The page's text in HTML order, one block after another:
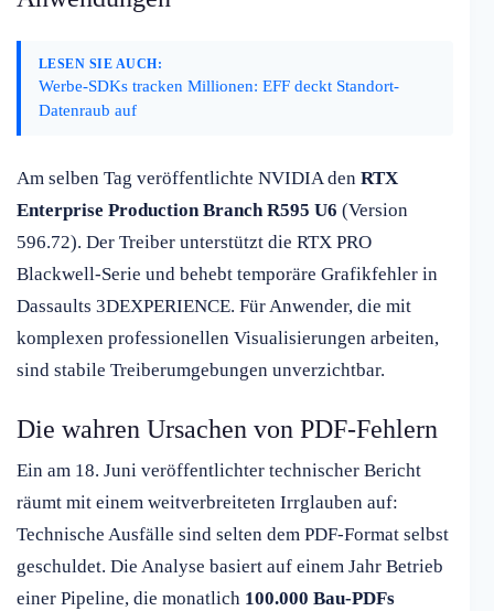
LESEN SIE AUCH:
Werbe-SDKs tracken Millionen: EFF deckt Standort-
Datenraub auf
Am selben Tag veröffentlichte NVIDIA den RTX
Enterprise Production Branch R595 U6 (Version
596.72). Der Treiber unterstützt die RTX PRO
Blackwell-Serie und behebt temporäre Grafikfehler in
Dassaults 3DEXPERIENCE. Für Anwender, die mit
komplexen professionellen Visualisierungen arbeiten,
sind stabile Treiberumgebungen unverzichtbar.
Die wahren Ursachen von PDF-Fehlern
Ein am 18. Juni veröffentlichter technischer Bericht
räumt mit einem weitverbreiteten Irrglauben auf:
Technische Ausfälle sind selten dem PDF-Format selbst
geschuldet. Die Analyse basiert auf einem Jahr Betrieb
einer Pipeline, die monatlich 100.000 Bau-PDFs